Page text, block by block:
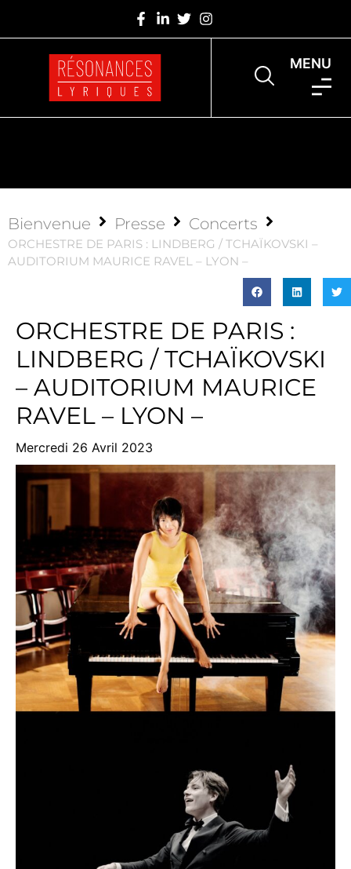
MENU
Bienvenue Presse Concerts
ORCHESTRE DE PARIS : LINDBERG / TCHAÏKOVSKI –
AUDITORIUM MAURICE RAVEL – LYON –
ORCHESTRE DE PARIS :
LINDBERG / TCHAÏKOVSKI
– AUDITORIUM MAURICE
RAVEL – LYON –
Mercredi 26 Avril 2023